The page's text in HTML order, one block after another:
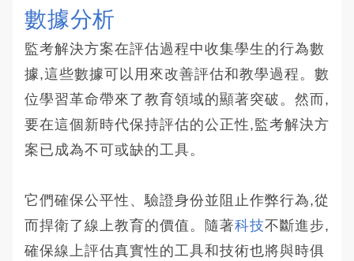
數據分析
監考解決方案在評估過程中收集學生的行為數
據,這些數據可以用來改善評估和教學過程。數
位學習革命帶來了教育領域的顯著突破。然而,
要在這個新時代保持評估的公正性,監考解決方
案已成為不可或缺的工具。
它們確保公平性、驗證身份並阻止作弊行為,從
而捍衛了線上教育的價值。隨著科技不斷進步,
確保線上評估真實性的工具和技術也將與時俱